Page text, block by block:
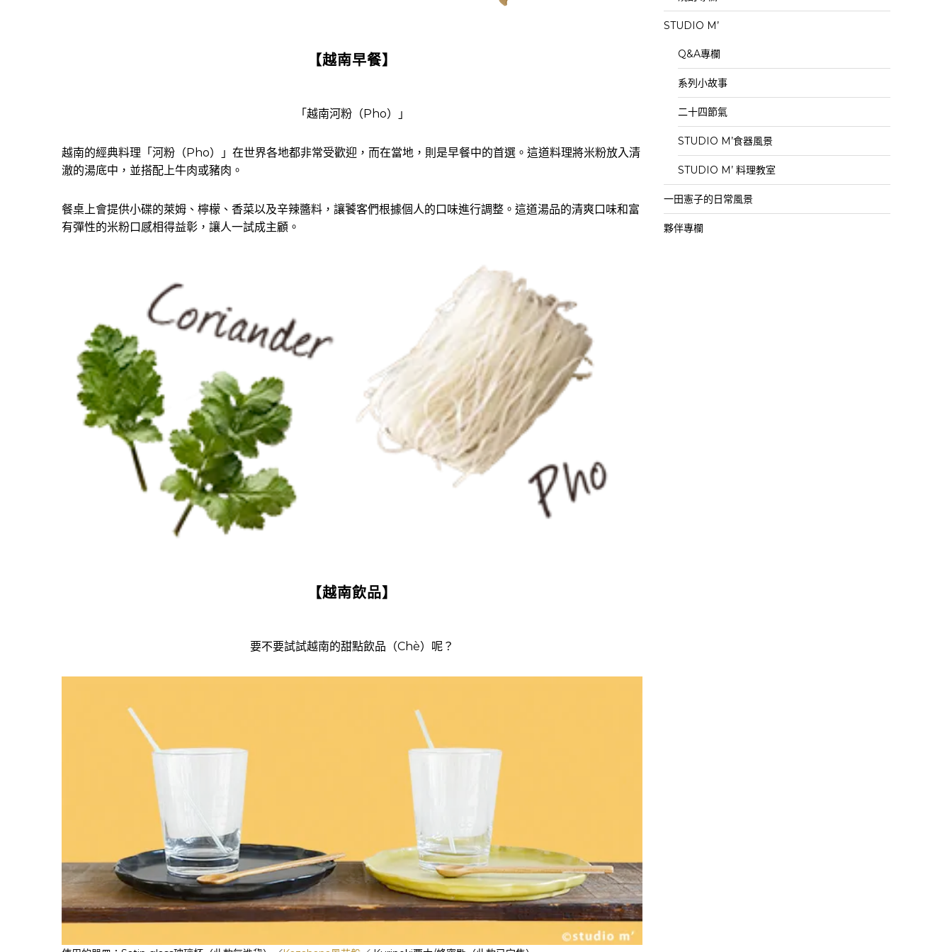
【越南早餐】
「越南河粉（Pho）」
越南的經典料理「河粉（Pho）」在世界各地都非常受歡迎，而在當地，則是早餐中的首選。這道料理將米粉放入清
澈的湯底中，並搭配上牛肉或豬肉。
餐桌上會提供小碟的萊姆、檸檬、香菜以及辛辣醬料，讓饕客們根據個人的口味進行調整。這道湯品的清爽口味和富
有彈性的米粉口感相得益彰，讓人一試成主顧。
【越南飲品】
要不要試試越南的甜點飲品（Chè）呢？
STUDIO M’
Q&A專欄
系列小故事
二十四節氣
STUDIO M’食器風景
STUDIO M’ 料理教室
一田憲子的日常風景
夥伴專欄